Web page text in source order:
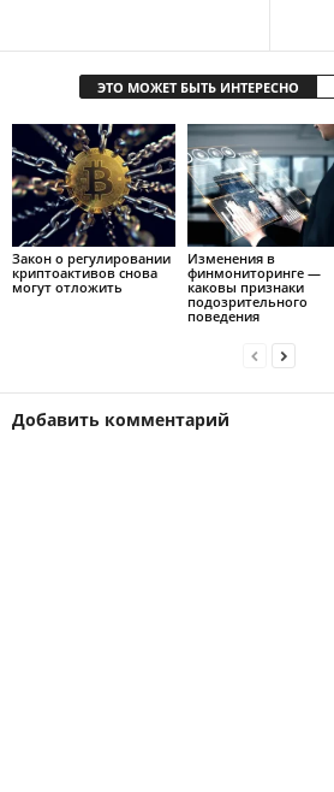
ЭТО МОЖЕТ БЫТЬ ИНТЕРЕСНО
Закон о регулировании
криптоактивов снова
могут отложить
Изменения в
финмониторинге —
каковы признаки
подозрительного
поведения
Добавить комментарий